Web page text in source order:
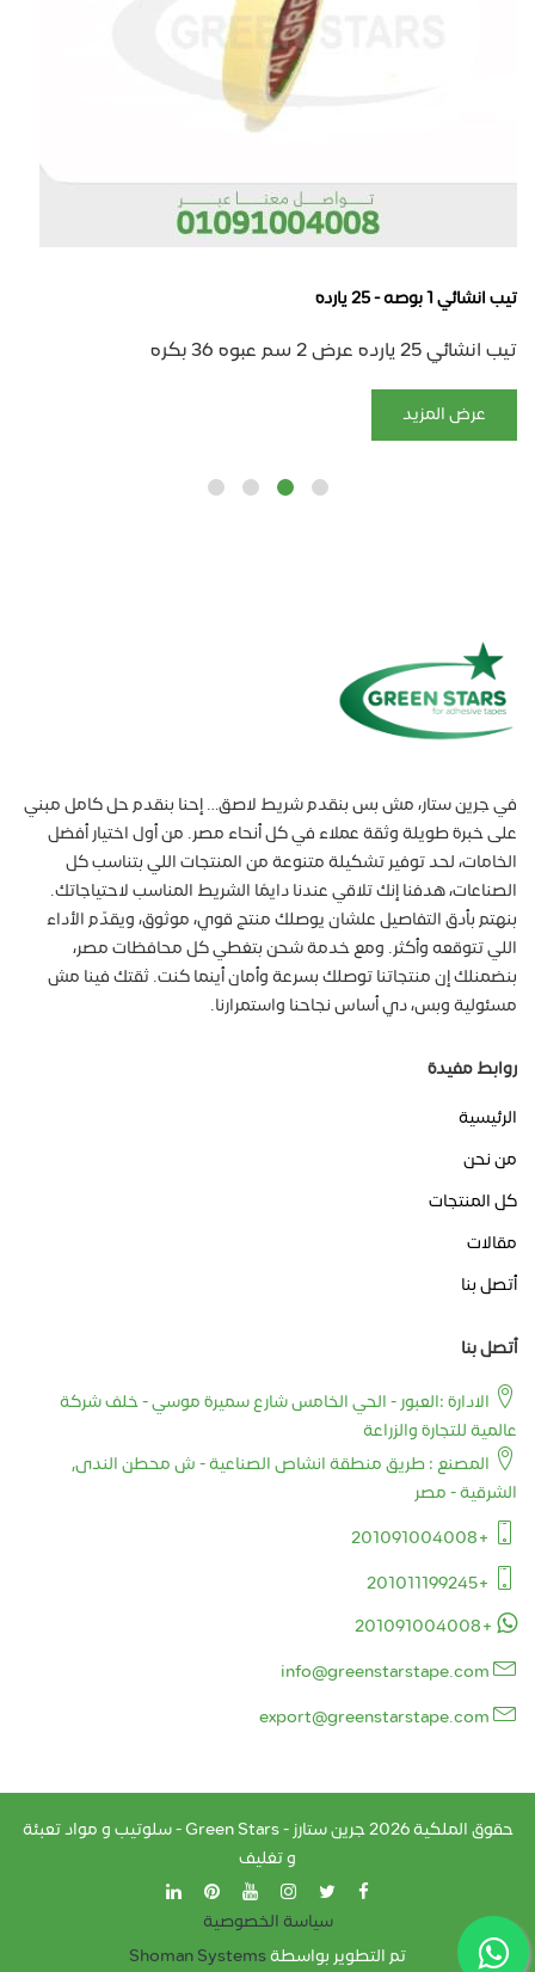
تيب انشائي 1 بوصه - 25 يارده
تيب انشائي 25 يارده عرض 2 سم عبوه 36 بكره
عرض المزيد
في جرين ستار، مش بس بنقدم شريط لاصق… إحنا بنقدم حل كامل مبني
على خبرة طويلة وثقة عملاء في كل أنحاء مصر. من أول اختيار أفضل
الخامات، لحد توفير تشكيلة متنوعة من المنتجات اللي بتناسب كل
الصناعات، هدفنا إنك تلاقي عندنا دايمًا الشريط المناسب لاحتياجاتك.
بنهتم بأدق التفاصيل علشان يوصلك منتج قوي، موثوق، ويقدّم الأداء
اللي تتوقعه وأكثر. ومع خدمة شحن بتغطي كل محافظات مصر،
بنضمنلك إن منتجاتنا توصلك بسرعة وأمان أينما كنت. ثقتك فينا مش
مسئولية وبس، دي أساس نجاحنا واستمرارنا.
روابط مفيدة
الرئيسية
من نحن
كل المنتجات
مقالات
أتصل بنا
أتصل بنا
الادارة :العبور - الحي الخامس شارع سميرة موسي - خلف شركة
عالمية للتجارة والزراعة
المصنع : طريق منطقة انشاص الصناعية - ش محطن الندى,
الشرقية - مصر
+201091004008
+201011199245
+201091004008
info@greenstarstape.com
export@greenstarstape.com
حقوق الملكية2026
جرين ستارز - Green Stars - سلوتيب و مواد تعبئة
و تغليف
سياسة الخصوصية
تم التطوير بواسطة Shoman Systems